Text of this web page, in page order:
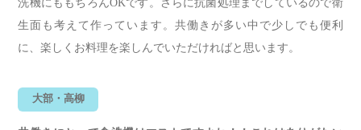
洗機にももちろんOKです。さらに抗菌処理までしているので衛
生面も考えて作っています。共働きが多い中で少しでも便利
に、楽しくお料理を楽しんでいただければと思います。
大部・高柳